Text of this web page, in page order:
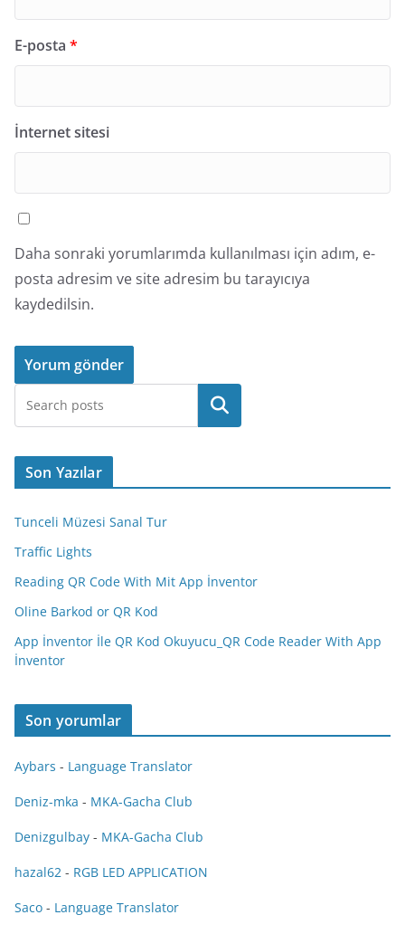
E-posta *
İnternet sitesi
Daha sonraki yorumlarımda kullanılması için adım, e-
posta adresim ve site adresim bu tarayıcıya
kaydedilsin.
Ara
Son Yazılar
Tunceli Müzesi Sanal Tur
Traffic Lights
Reading QR Code With Mit App İnventor
Oline Barkod or QR Kod
App İnventor İle QR Kod Okuyucu_QR Code Reader With App
İnventor
Son yorumlar
Aybars - Language Translator
Deniz-mka - MKA-Gacha Club
Denizgulbay - MKA-Gacha Club
hazal62 - RGB LED APPLICATION
Saco - Language Translator